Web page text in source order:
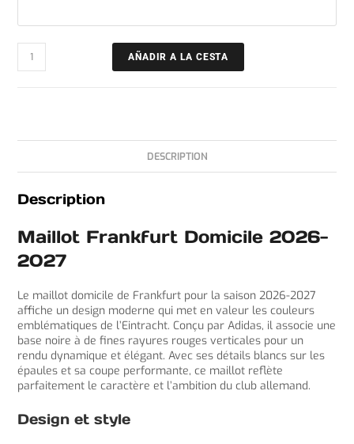
AÑADIR A LA CESTA
DESCRIPTION
Description
Maillot Frankfurt Domicile 2026-
2027
Le maillot domicile de Frankfurt pour la saison 2026-2027
affiche un design moderne qui met en valeur les couleurs
emblématiques de l’Eintracht. Conçu par Adidas, il associe une
base noire à de fines rayures rouges verticales pour un
rendu dynamique et élégant. Avec ses détails blancs sur les
épaules et sa coupe performante, ce maillot reflète
parfaitement le caractère et l’ambition du club allemand.
Design et style